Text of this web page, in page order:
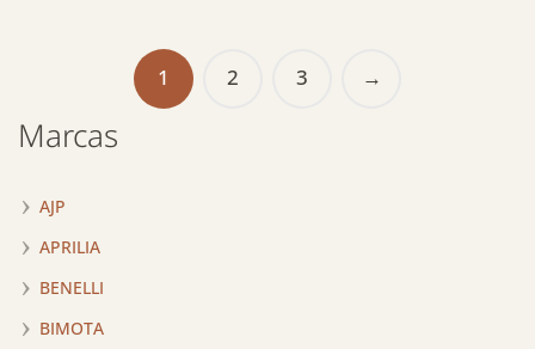
1 2 3 →
Marcas
AJP
APRILIA
BENELLI
BIMOTA